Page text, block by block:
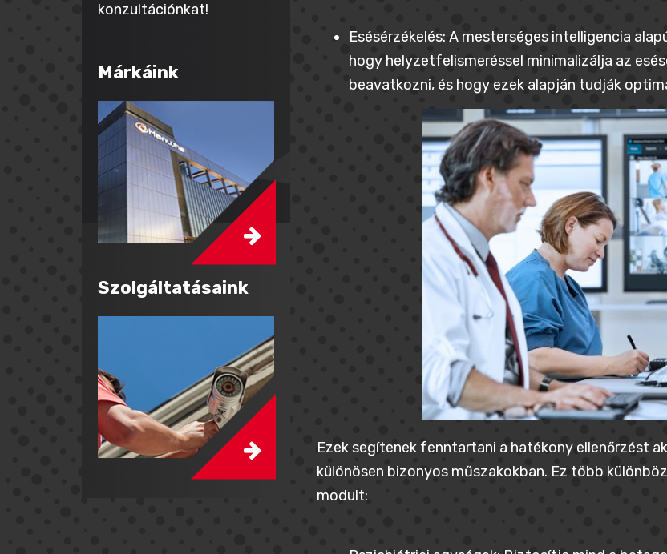
konzultációnkat!
Márkáink
Szolgáltatásaink
Esésérzékelés: A mesterséges intelligencia
hogy helyzetfelismeréssel minimalizálja az
beavatkozni, és hogy ezek alapján tudják
Ezek segítenek fenntartani a hatékony ellenőrzést
különösen bizonyos műszakokban. Ez több
modult: